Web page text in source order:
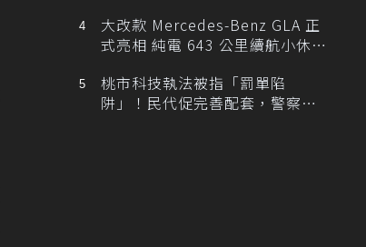
大改款 Mercedes-Benz GLA 正
式亮相 純電 643 公里續航小休
桃市科技執法被指「罰單陷
阱」！民代促完善配套，警察局